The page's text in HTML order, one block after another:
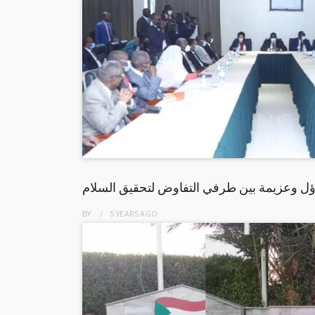
وعزيمة بين طرفي التفاوض لتحقيق السلام
BY 5 YEARSAGO